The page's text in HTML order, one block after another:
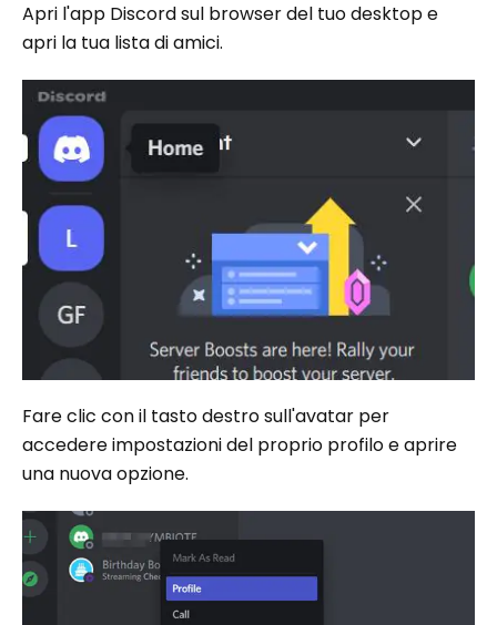
Apri l'app Discord sul browser del tuo desktop e
apri la tua lista di amici.
Fare clic con il tasto destro sull'avatar per
accedere impostazioni del proprio profilo e aprire
una nuova opzione.